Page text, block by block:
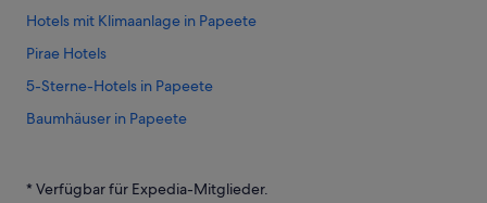
Hotels mit Klimaanlage in Papeete
Pirae Hotels
5-Sterne-Hotels in Papeete
Baumhäuser in Papeete
Hotels mit Wellnessbereich in Papeete
* Verfügbar für Expedia-Mitglieder.